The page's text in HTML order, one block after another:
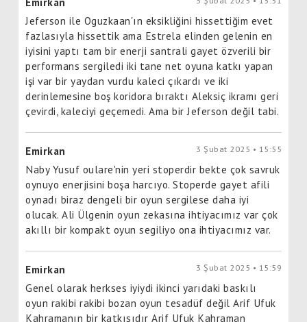
Jeferson ile Oguzkaan'ın eksikliğini hissettiğim evet
fazlasıyla hissettik ama Estrela elinden gelenin en
iyisini yaptı tam bir enerji santrali gayet özverili bir
performans sergiledi iki tane net oyuna katkı yapan
işi var bir yaydan vurdu kaleci çıkardı ve iki
derinlemesine boş koridora bıraktı Aleksiç ikramı geri
çevirdi, kaleciyi geçemedi. Ama bir Jeferson değil tabi.
Emirkan 3 Şubat 2025 • 15:55
Naby Yusuf oulare'nin yeri stoperdir bekte çok savruk
oynuyo enerjisini boşa harcıyo. Stoperde gayet afili
oynadı biraz dengeli bir oyun sergilese daha iyi
olucak. Ali Ülgenin oyun zekasına ihtiyacımız var çok
akıllı bir kompakt oyun segiliyo ona ihtiyacımız var.
Emirkan 3 Şubat 2025 • 15:59
Genel olarak herkses iyiydi ikinci yarıdaki baskılı
oyun rakibi rakibi bozan oyun tesadüf değil Arif Ufuk
Kahramanın bir katkısıdır Arif Ufuk Kahraman